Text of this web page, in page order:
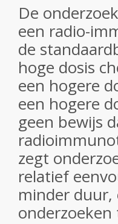
De
een radio-
de
hoge dosis
een hogere
een hogere
geen bewijs
zegt
relatief
minder duur,